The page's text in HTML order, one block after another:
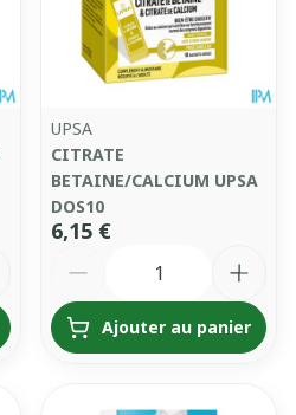
UPSA
CITRATE
BETAINE/CALCIUM UPSA
DOS10
6,15 €
Ajouter au panier